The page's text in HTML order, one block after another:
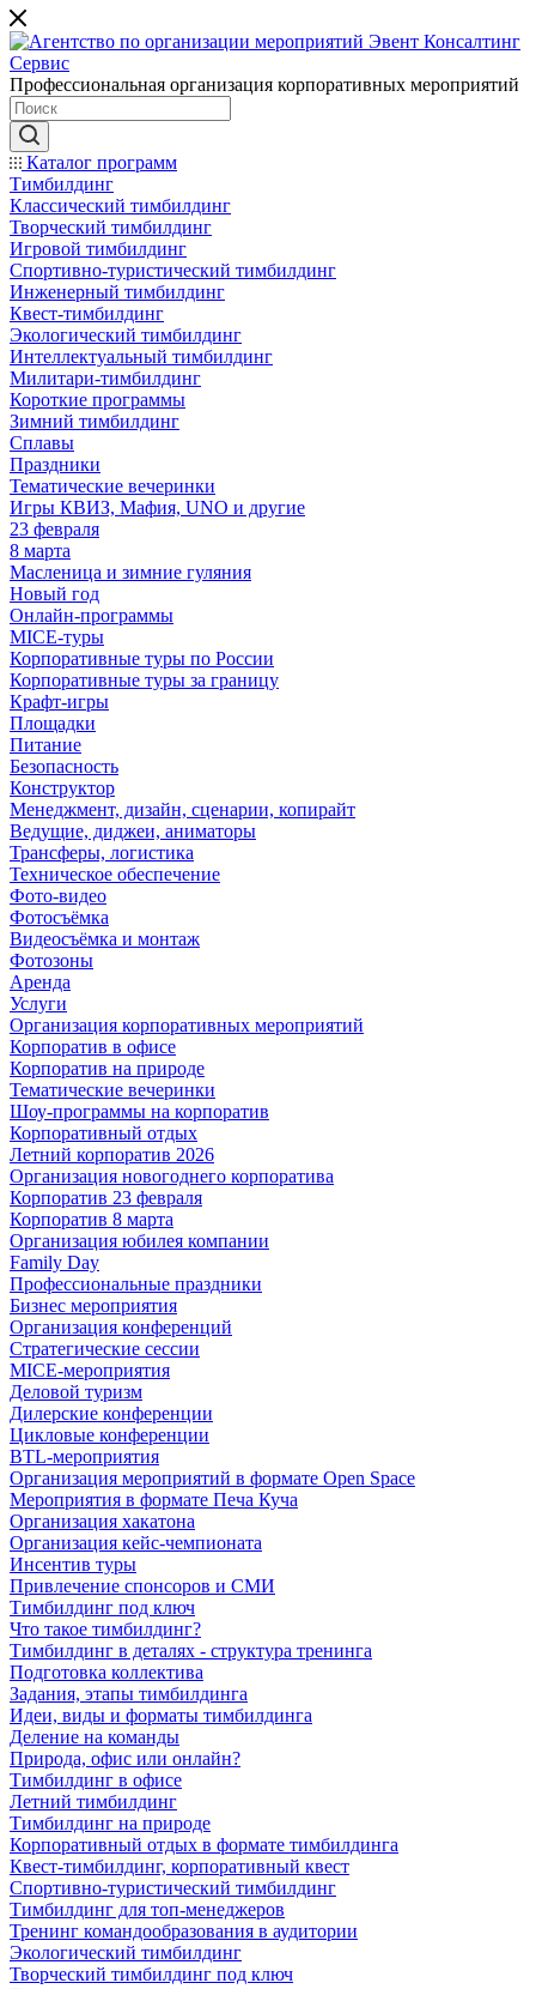
Профессиональная организация корпоративных мероприятий
Каталог программ
Тимбилдинг
Классический тимбилдинг
Творческий тимбилдинг
Игровой тимбилдинг
Спортивно-туристический тимбилдинг
Инженерный тимбилдинг
Квест-тимбилдинг
Экологический тимбилдинг
Интеллектуальный тимбилдинг
Милитари-тимбилдинг
Короткие программы
Зимний тимбилдинг
Сплавы
Праздники
Тематические вечеринки
Игры КВИЗ, Мафия, UNO и другие
23 февраля
8 марта
Масленица и зимние гуляния
Новый год
Онлайн-программы
MICE‑туры
Корпоративные туры по России
Корпоративные туры за границу
Крафт-игры
Площадки
Питание
Безопасность
Конструктор
Менеджмент, дизайн, сценарии, копирайт
Ведущие, диджеи, аниматоры
Трансферы, логистика
Техническое обеспечение
Фото-видео
Фотосъёмка
Видеосъёмка и монтаж
Фотозоны
Аренда
Услуги
Организация корпоративных мероприятий
Корпоратив в офисе
Корпоратив на природе
Тематические вечеринки
Шоу-программы на корпоратив
Корпоративный отдых
Летний корпоратив 2026
Организация новогоднего корпоратива
Корпоратив 23 февраля
Корпоратив 8 марта
Организация юбилея компании
Family Day
Профессиональные праздники
Бизнес мероприятия
Организация конференций
Стратегические сессии
MICE-мероприятия
Деловой туризм
Дилерские конференции
Цикловые конференции
BTL-мероприятия
Организация мероприятий в формате Open Space
Мероприятия в формате Печа Куча
Организация хакатона
Организация кейс-чемпионата
Инсентив туры
Привлечение спонсоров и СМИ
Тимбилдинг под ключ
Что такое тимбилдинг?
Тимбилдинг в деталях - структура тренинга
Подготовка коллектива
Задания, этапы тимбилдинга
Идеи, виды и форматы тимбилдинга
Деление на команды
Природа, офис или онлайн?
Тимбилдинг в офисе
Летний тимбилдинг
Тимбилдинг на природе
Корпоративный отдых в формате тимбилдинга
Квест-тимбилдинг, корпоративный квест
Спортивно-туристический тимбилдинг
Тимбилдинг для топ-менеджеров
Тренинг командообразования в аудитории
Экологический тимбилдинг
Творческий тимбилдинг под ключ